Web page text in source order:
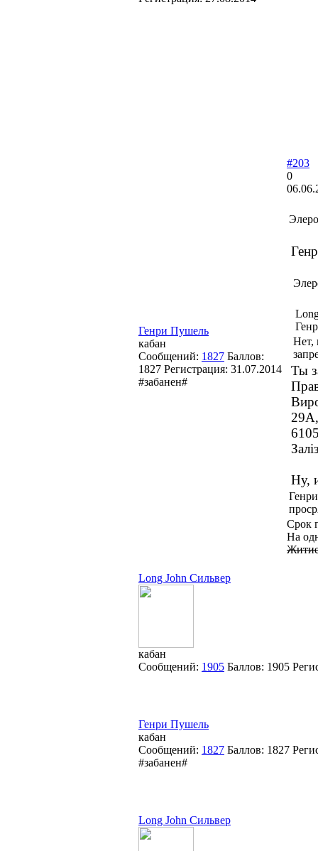
Генри Пушель
кабан
Сообщений: 1827 Баллов:
1827 Регистрация: 31.07.2014
#забанен#
#203
0
Нет,
Ты
29А,
Ну,
Срок
На
Long John Сильвер
кабан
Сообщений: 1905 Баллов: 1905
Генри Пушель
кабан
Сообщений: 1827 Баллов: 1827
#забанен#
Long John Сильвер